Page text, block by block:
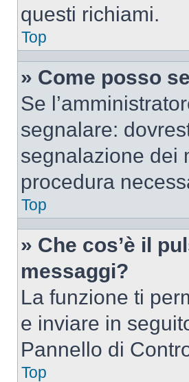
questi richiami.
Top
» Come posso
Se
segnalare:
segnalazione dei
procedura
Top
» Che cos’è il
messaggi?
La funzione ti
e inviare in
Pannello di
Top